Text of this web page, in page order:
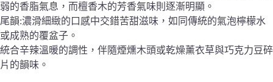
弱的香脂氣息，而檀香木的芳香氣味則逐漸明顯。
尾韻:濃滑細緻的口感中交錯苦甜滋味，如同傳統的氣泡檸檬水
或成熟的覆盆子。
統合辛辣溫暖的調性，伴隨煙燻木頭或乾燥薰衣草與巧克力豆碎
片的韻味。